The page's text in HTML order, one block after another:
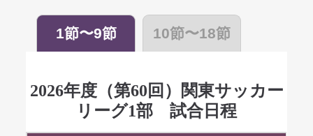
1節〜9節 10節〜18節
2026年度（第60回）関東サッカー
リーグ1部 試合日程